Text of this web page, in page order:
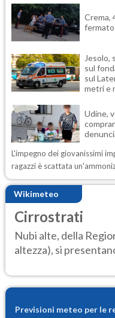
Crema,
Jesolo,
sul
sul
metri e
Udine,
L'impegno dei giovanissimi
ragazzi è scattata
Wikimeteo
Cirrostrati
Nubi alte, della
altezza), si
Previsioni meteo per le